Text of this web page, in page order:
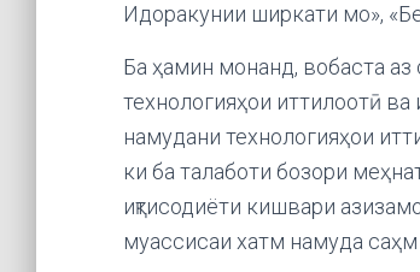
Идоракунии ширкати мо»,
Ба ҳамин монанд, вобаста
технологияҳои иттилоотӣ
намудани технологияҳои
ки ба талаботи бозори
иқтисодиёти кишвари
муассисаи хатм намуда саҳм